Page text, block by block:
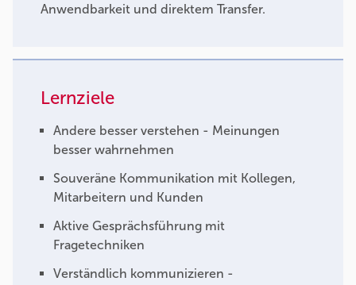
Anwendbarkeit und direktem Transfer.
Lernziele
Andere besser verstehen - Meinungen
besser wahrnehmen
Souveräne Kommunikation mit Kollegen,
Mitarbeitern und Kunden
Aktive Gesprächsführung mit
Fragetechniken
Verständlich kommunizieren -